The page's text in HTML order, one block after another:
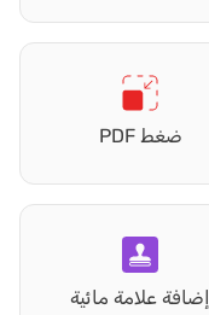
ضغط PDF
إضافة علامة مائية